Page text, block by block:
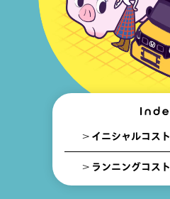
イニシャルコスト
ランニングコスト